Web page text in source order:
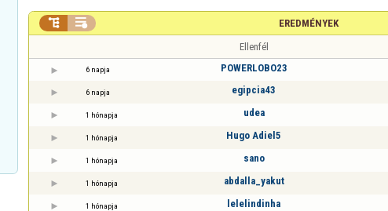
EREDMÉNYEK
 
Ellenfél
6 napja POWERLOBO23
6 napja egipcia43
1 hónapja udea
1 hónapja Hugo Adiel5
1 hónapja sano
1 hónapja abdalla_yakut
1 hónapja lelelindinha